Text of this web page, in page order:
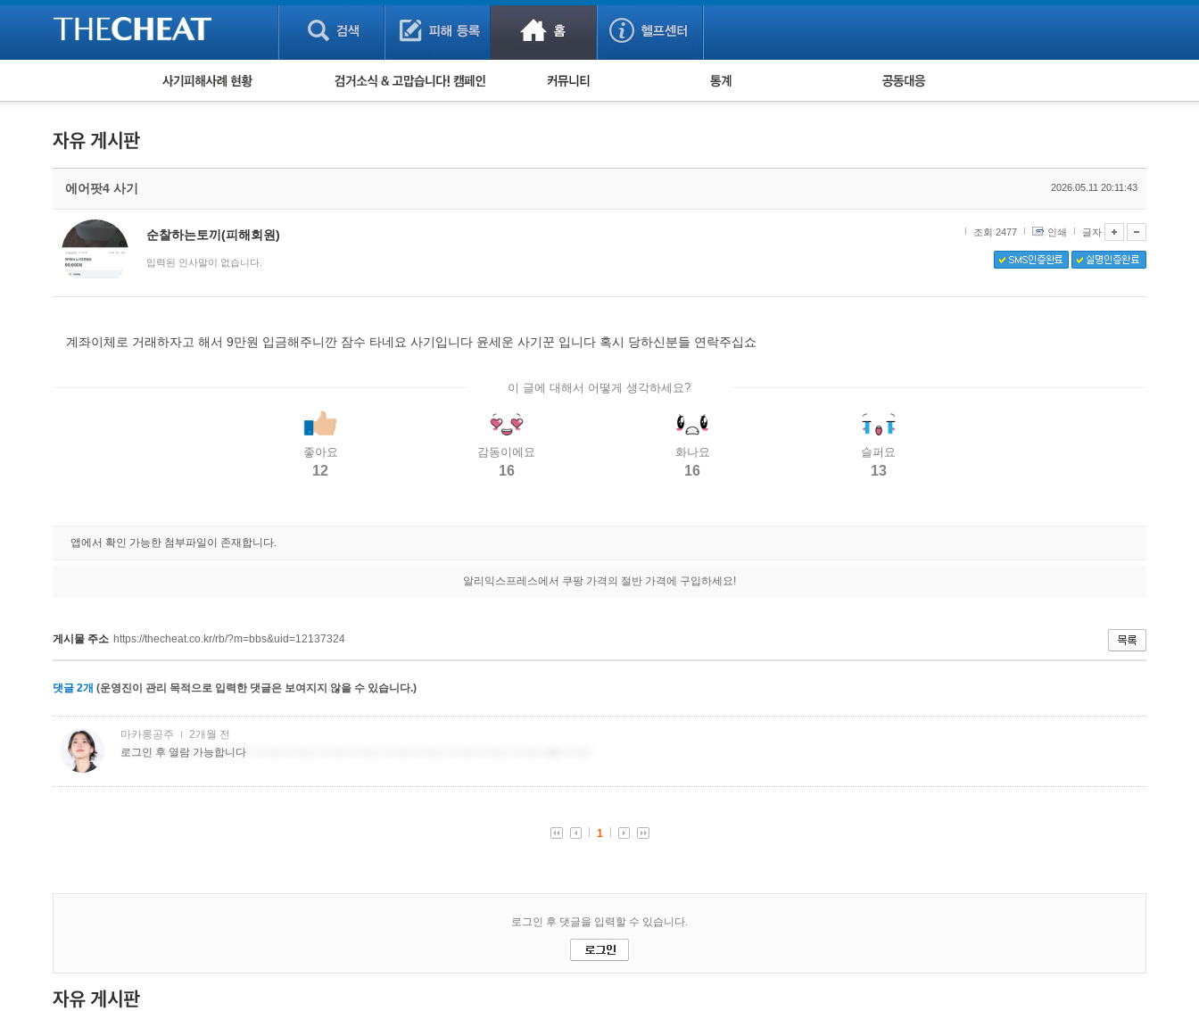
피해사례 현황
유해사이트 목록
비공개 피해사례
워킹홀리데이 피해사례
검거 소식 사기 예방했어요! 누적 피해사례 통계 피해자 공동대응
에어팟4 사기 2026.05.11 20:11:43
순찰하는토끼(피해회원)
입력된 인사말이 없습니다.
조회 2477 인쇄 글자
계좌이체로 거래하자고 해서 9만원 입금해주니깐 잠수 타네요 사기입니다 윤세운 사기꾼 입니다 혹시 당하신분들 연락주십쇼
이 글에 대해서 어떻게 생각하세요?
좋아요
12
감동이에요
16
화나요
16
슬퍼요
13
앱에서 확인 가능한 첨부파일이 존재합니다.
알리익스프레스에서 쿠팡 가격의 절반 가격에 구입하세요!
게시물 주소 https://thecheat.co.kr/rb/?m=bbs&uid=12137324
댓글 2개 (운영진이 관리 목적으로 입력한 댓글은 보여지지 않을 수 있습니다.)